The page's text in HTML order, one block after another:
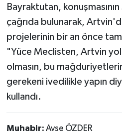
Bayraktutan,
çağrıda bulunarak,
projelerinin bir an önce
"Yüce Meclisten, Artvin
olmasın, bu
gerekeni ivedilikle yapın
kullandı.
Muhabir: Ayşe ÖZDER